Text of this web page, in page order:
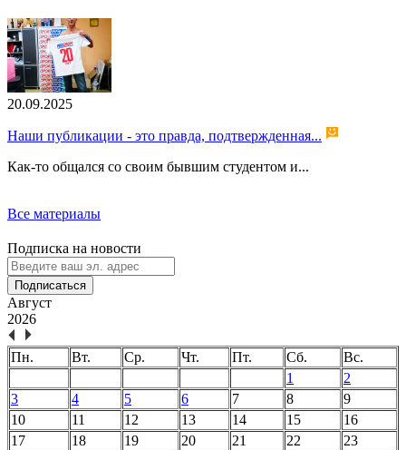
20.09.2025
Наши публикации - это правда, подтвержденная...
Как-то общался со своим бывшим студентом и...
Все материалы
Подписка на новости
Подписаться
Август
2026
Пн. Вт. Ср. Чт. Пт. Сб.
Вс.
1
2
3
4 5 6 7 8
9
10
11 12 13 14 15
16
17
18 19 20 21 22
23